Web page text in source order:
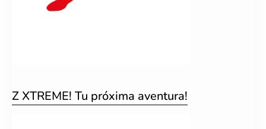
Z XTREME! Tu próxima aventura!